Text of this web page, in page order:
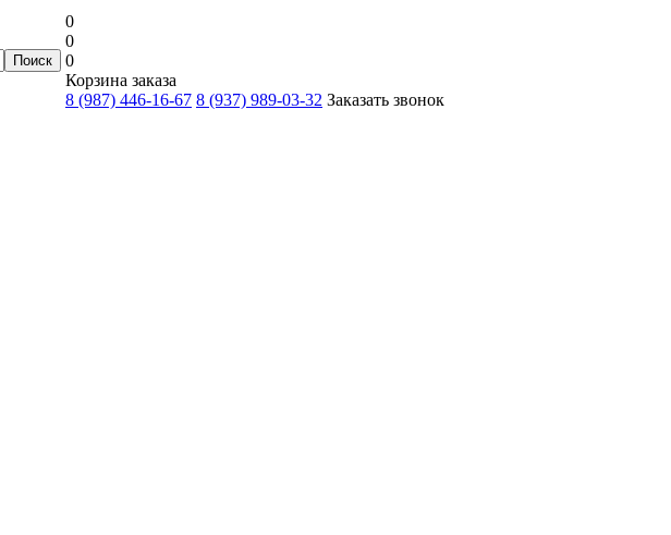
0
0
0
Корзина заказа
8 (987) 446-16-67 8 (937) 989-03-32 Заказать звонок